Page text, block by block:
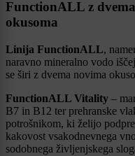
FunctionALL z
okusoma
Linija FunctionALL,
naravno mineralno vodo
se širi z dvema novima
FunctionALL Vitality –
B7 in B12 ter prehranske
potrošnikom, ki želijo
kakovost vsakodnevnega
sodobnega življenjskega